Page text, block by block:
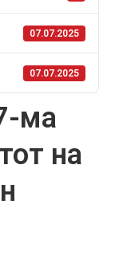
07.07.2025
07.07.2025
ма
на